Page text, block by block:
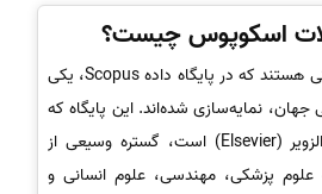
اسکوپوس چیست؟
مجلات اسکوپوس، نشریاتی هستند که در پایگاه داده Scopus، یکی
جهان، نمایه‌سازی شده‌اند. این پایگاه که
متعلق به شرکت معتبر الزویر (Elsevier) است، گستره وسیعی از
پزشکی، مهندسی، علوم انسانی و